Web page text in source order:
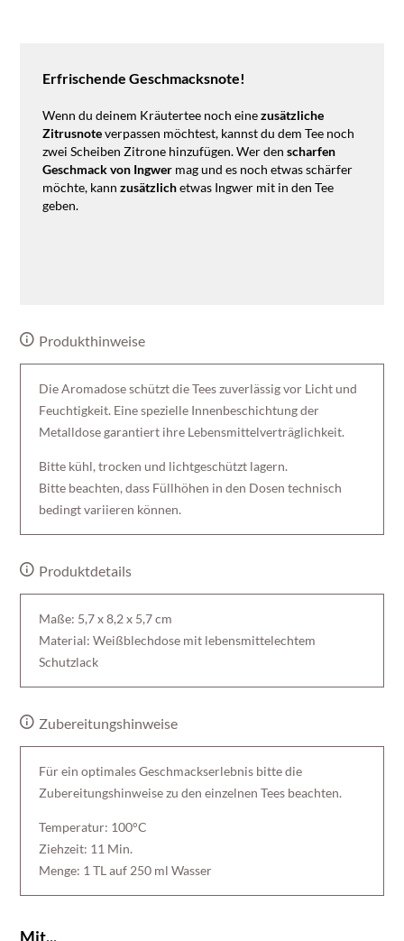
Erfrischende Geschmacksnote!
Wenn du deinem Kräutertee noch einezusätzliche
Zitrusnoteverpassen möchtest, kannst du dem Tee noch
zwei Scheiben Zitrone hinzufügen. Wer denscharfen
Geschmack von Ingwer mag und es noch etwas schärfer
möchte, kannzusätzlichetwas Ingwer mit in den Tee
geben.
Produkthinweise
Die Aromadose schützt die Tees zuverlässig vor Licht und
Feuchtigkeit. Eine spezielle Innenbeschichtung der
Metalldose garantiert ihre Lebensmittelverträglichkeit.
Bitte kühl, trocken und lichtgeschützt lagern.
Bitte beachten, dass Füllhöhen in den Dosen technisch
bedingt variieren können.
Produktdetails
Maße: 5,7 x 8,2 x 5,7 cm
Material: Weißblechdose mit lebensmittelechtem
Schutzlack
Zubereitungshinweise
Für ein optimales Geschmackserlebnis bitte die
Zubereitungshinweise zu den einzelnen Tees beachten.
Temperatur: 100°C
Ziehzeit: 11 Min.
Menge: 1 TL auf 250 ml Wasser
Mit...